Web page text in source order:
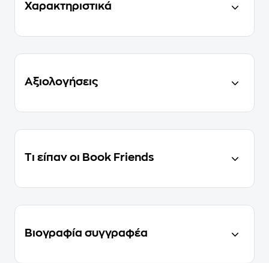
Χαρακτηριστικά
Αξιολογήσεις
Τι είπαν οι Book Friends
Βιογραφία συγγραφέα